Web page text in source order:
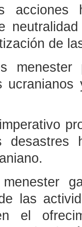
acciones
de
las
el